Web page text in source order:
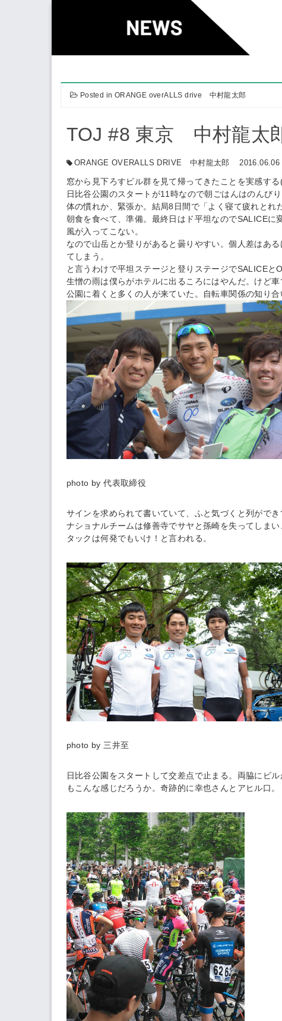
Posted in ORANGE overALLS drive 中村龍太郎
TOJ #8 東京 中村龍太
ORANGE OVERALLS DRIVE 中村龍太郎 2016.06.06
窓から見下ろすビル群を見て帰ってきたことを実感す
日比谷公園のスタートが11時なので朝ごはんはのんび
体の慣れか、緊張か。結局8日間で「よく寝て疲れとれ
朝食を食べて、準備。最終日はド平坦なのでSALICE
風が入ってこない。
なので山岳とか登りがあると曇りやすい。個人差はあ
てしまう。
と言うわけで平坦ステージと登りステージでSALICEと
生憎の雨は僕らがホテルに出るころにはやんだ。けど
公園に着くと多くの人が来ていた。自転車関係の知り
photo by 代表取締役
サインを求められて書いていて、ふと気づくと列ができ
ナショナルチームは修善寺でサヤと孫崎を失ってしま
タックは何発でもいけ！と言われる。
photo by 三井至
日比谷公園をスタートして交差点で止まる。両脇にビ
もこんな感じだろうか。奇跡的に幸也さんとアヒル口。